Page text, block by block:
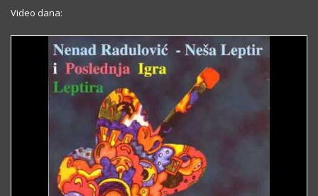
Video dana: